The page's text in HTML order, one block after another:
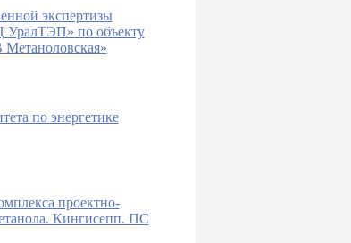
экспертизы
УралТЭП» по объекту
по энергетике
проектно-
Кингисепп. ПС